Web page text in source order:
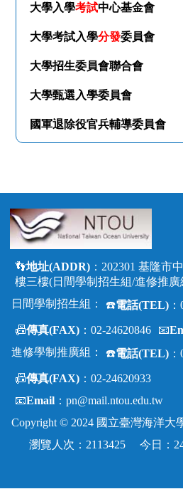
大學入學考試中心基金會
大學考試入學分發委員會
大學招生委員會聯合會
大學甄選入學委員會
國軍退除役官兵輔導委員會
👣地址(ADDR) ：202301 基隆市
樓三樓(日間學制招生組/進修推廣
日間學制招生組：
☎️電話(TEL)
📠傳真(FAX) ：02-24620846 📧
進修學制推廣組：
☎️電話(TEL)
📠傳真(FAX) ：02-24620933
📧Email ： pn@mail.ntou.edu.tw
Copyright © 2024 國立臺灣海洋大
瀏覽人次：2113425 今日：